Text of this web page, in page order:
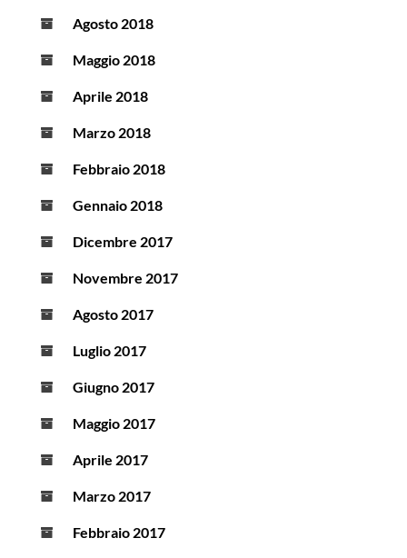
Agosto 2018
Maggio 2018
Aprile 2018
Marzo 2018
Febbraio 2018
Gennaio 2018
Dicembre 2017
Novembre 2017
Agosto 2017
Luglio 2017
Giugno 2017
Maggio 2017
Aprile 2017
Marzo 2017
Febbraio 2017